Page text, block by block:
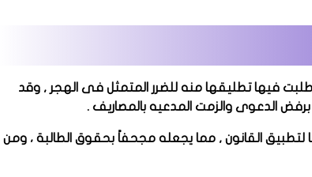
فيها تطليقها منه للضرر المتمثل فى الهجر , وقد
.
القانون , مما يجعله مجحفاً بحقوق الطالبة ، ومن